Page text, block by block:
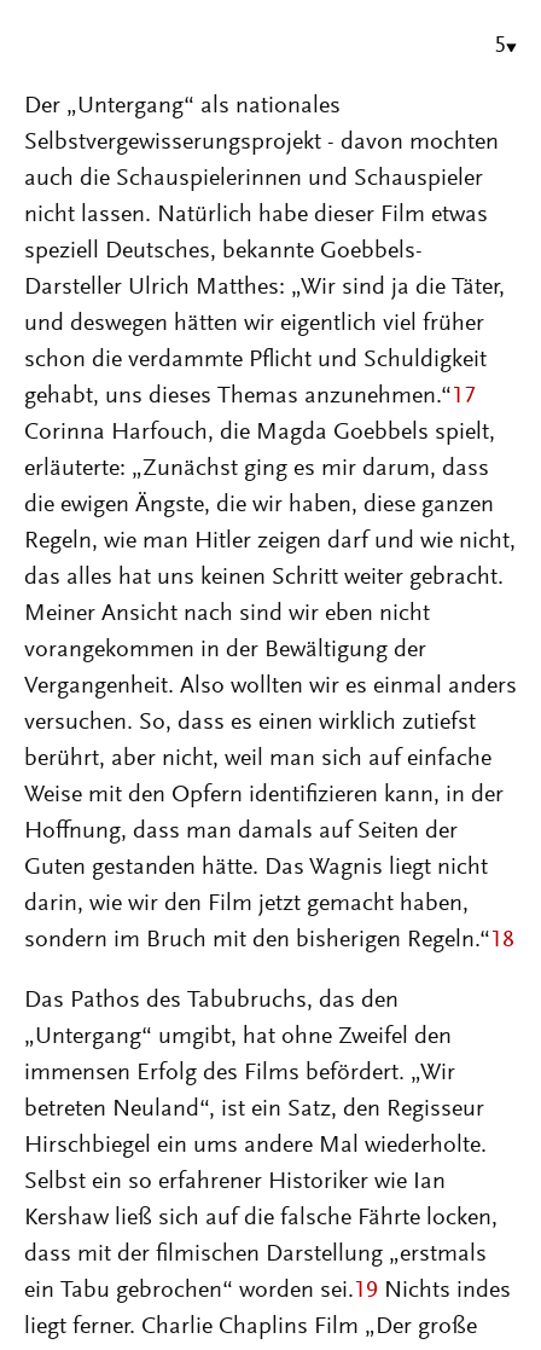
5
Der „Untergang“ als nationales
Selbstvergewisserungsprojekt - davon mochten
auch die Schauspielerinnen und Schauspieler
nicht lassen. Natürlich habe dieser Film etwas
speziell Deutsches, bekannte Goebbels-
Darsteller Ulrich Matthes: „Wir sind ja die Täter,
und deswegen hätten wir eigentlich viel früher
schon die verdammte Pflicht und Schuldigkeit
gehabt, uns dieses Themas anzunehmen.“ 17
Corinna Harfouch, die Magda Goebbels spielt,
erläuterte: „Zunächst ging es mir darum, dass
die ewigen Ängste, die wir haben, diese ganzen
Regeln, wie man Hitler zeigen darf und wie nicht,
das alles hat uns keinen Schritt weiter gebracht.
Meiner Ansicht nach sind wir eben nicht
vorangekommen in der Bewältigung der
Vergangenheit. Also wollten wir es einmal anders
versuchen. So, dass es einen wirklich zutiefst
berührt, aber nicht, weil man sich auf einfache
Weise mit den Opfern identifizieren kann, in der
Hoffnung, dass man damals auf Seiten der
Guten gestanden hätte. Das Wagnis liegt nicht
darin, wie wir den Film jetzt gemacht haben,
sondern im Bruch mit den bisherigen Regeln.“ 18
Das Pathos des Tabubruchs, das den
„Untergang“ umgibt, hat ohne Zweifel den
immensen Erfolg des Films befördert. „Wir
betreten Neuland“, ist ein Satz, den Regisseur
Hirschbiegel ein ums andere Mal wiederholte.
Selbst ein so erfahrener Historiker wie Ian
Kershaw ließ sich auf die falsche Fährte locken,
dass mit der filmischen Darstellung „erstmals
ein Tabu gebrochen“ worden sei. 19 Nichts indes
liegt ferner. Charlie Chaplins Film „Der große